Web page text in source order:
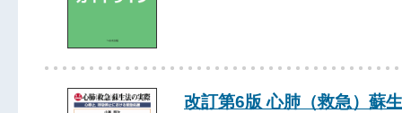
改訂第6版 心肺（救急）蘇